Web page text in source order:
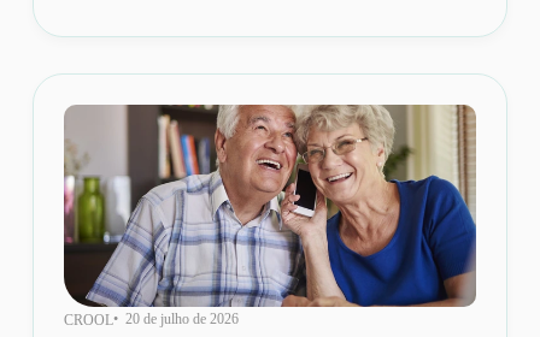
CROOL• 20 de julho de 2026